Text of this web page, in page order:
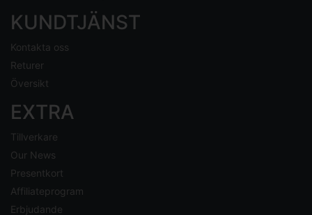
KUNDTJÄNST
Kontakta oss
Returer
Översikt
EXTRA
Tillverkare
Our News
Presentkort
Affiliateprogram
Erbjudande